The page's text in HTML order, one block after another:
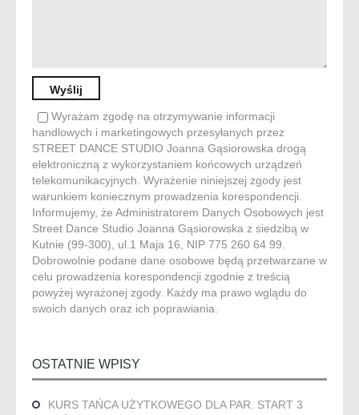
Wyrażam zgodę na otrzymywanie informacji
handlowych i marketingowych przesyłanych przez
STREET DANCE STUDIO Joanna Gąsiorowska drogą
elektroniczną z wykorzystaniem końcowych urządzeń
telekomunikacyjnych. Wyrażenie niniejszej zgody jest
warunkiem koniecznym prowadzenia korespondencji.
Informujemy, że Administratorem Danych Osobowych jest
Street Dance Studio Joanna Gąsiorowska z siedzibą w
Kutnie (99-300), ul.1 Maja 16, NIP 775 260 64 99.
Dobrowolnie podane dane osobowe będą przetwarzane w
celu prowadzenia korespondencji zgodnie z treścią
powyżej wyrażonej zgody. Każdy ma prawo wglądu do
swoich danych oraz ich poprawiania.
OSTATNIE WPISY
KURS TAŃCA UŻYTKOWEGO DLA PAR. START 3